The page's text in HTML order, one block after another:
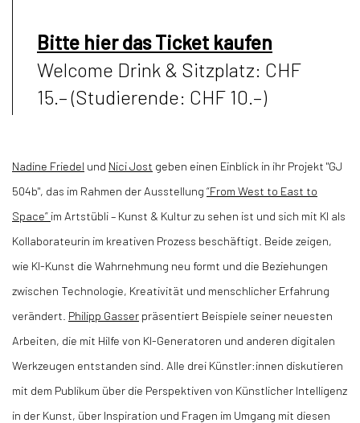
Bitte hier das Ticket kaufen
Welcome Drink & Sitzplatz: CHF
15.– (Studierende: CHF 10.–)
Nadine Friedel und Nici Jost geben einen Einblick in ihr Projekt "GJ
504b", das im Rahmen der Ausstellung “From West to East to
Space” im Artstübli – Kunst & Kultur zu sehen ist und sich mit KI als
Kollaborateurin im kreativen Prozess beschäftigt. Beide zeigen,
wie KI-Kunst die Wahrnehmung neu formt und die Beziehungen
zwischen Technologie, Kreativität und menschlicher Erfahrung
verändert. Philipp Gasser präsentiert Beispiele seiner neuesten
Arbeiten, die mit Hilfe von KI-Generatoren und anderen digitalen
Werkzeugen entstanden sind. Alle drei Künstler:innen diskutieren
mit dem Publikum über die Perspektiven von Künstlicher Intelligenz
in der Kunst, über Inspiration und Fragen im Umgang mit diesen